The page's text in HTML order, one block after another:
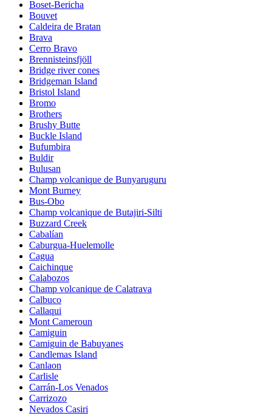
Boset-Bericha
Bouvet
Caldeira de Bratan
Brava
Cerro Bravo
Brennisteinsfjöll
Bridge river cones
Bridgeman Island
Bristol Island
Bromo
Brothers
Brushy Butte
Buckle Island
Bufumbira
Buldir
Bulusan
Champ volcanique de Bunyaruguru
Mont Burney
Bus-Obo
Champ volcanique de Butajiri-Silti
Buzzard Creek
Cabalían
Caburgua-Huelemolle
Cagua
Caichinque
Calabozos
Champ volcanique de Calatrava
Calbuco
Callaqui
Mont Cameroun
Camiguin
Camiguin de Babuyanes
Candlemas Island
Canlaon
Carlisle
Carrán-Los Venados
Carrizozo
Nevados Casiri